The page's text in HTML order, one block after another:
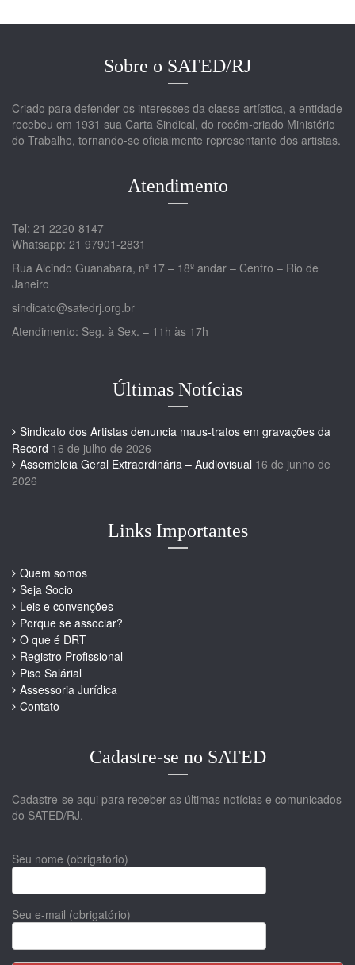
Sobre o SATED/RJ
Criado para defender os interesses da classe artística, a entidade
recebeu em 1931 sua Carta Sindical, do recém-criado Ministério
do Trabalho, tornando-se oficialmente representante dos artistas.
Atendimento
Tel: 21 2220-8147
Whatsapp: 21 97901-2831
Rua Alcindo Guanabara, nº 17 – 18º andar – Centro – Rio de
Janeiro
sindicato@satedrj.org.br
Atendimento: Seg. à Sex. – 11h às 17h
Últimas Notícias
Sindicato dos Artistas denuncia maus-tratos em gravações da
Record 16 de julho de 2026
Assembleia Geral Extraordinária – Audiovisual 16 de junho de
2026
Links Importantes
Quem somos
Seja Socio
Leis e convenções
Porque se associar?
O que é DRT
Registro Profissional
Piso Salárial
Assessoria Jurídica
Contato
Cadastre-se no SATED
Cadastre-se aqui para receber as últimas notícias e comunicados
do SATED/RJ.
Seu nome (obrigatório)
Seu e-mail (obrigatório)